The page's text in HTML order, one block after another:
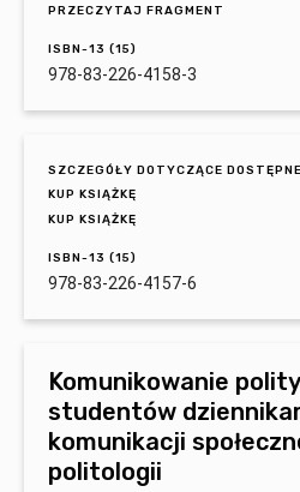
PRZECZYTAJ FRAGMENT
ISBN-13 (15)
978-83-226-4158-3
SZCZEGÓŁY DOTYCZĄCE
KUP KSIĄŻKĘ
KUP KSIĄŻKĘ
ISBN-13 (15)
978-83-226-4157-6
Komunikowanie
studentów
komunikacji
politologii